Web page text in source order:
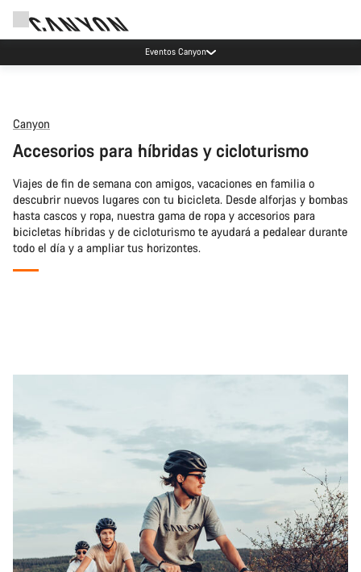
Eventos Canyon
Canyon
Accesorios para híbridas y cicloturismo
Viajes de fin de semana con amigos, vacaciones en familia o
descubrir nuevos lugares con tu bicicleta. Desde alforjas y bombas
hasta cascos y ropa, nuestra gama de ropa y accesorios para
bicicletas híbridas y de cicloturismo te ayudará a pedalear durante
todo el día y a ampliar tus horizontes.